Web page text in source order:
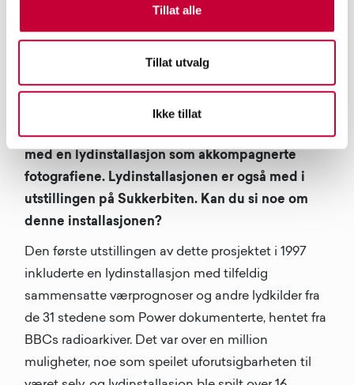
Tillat alle
Tillat utvalg
Ikke tillat
GERMAN BIGHT. Sunday 27 August 1995.
Northwesterly veering northely, 5 to 7, decreasing 4
Da prosjektet ble utstilt for første gang var det
med en lydinstallasjon som akkompagnerte
fotografiene. Lydinstallasjonen er også med i
utstillingen på Sukkerbiten. Kan du si noe om
denne installasjonen?
Den første utstillingen av dette prosjektet i 1997
inkluderte en lydinstallasjon med tilfeldig
sammensatte værprognoser og andre lydkilder fra
de 31 stedene som Power dokumenterte, hentet fra
BBCs radioarkiver. Det var over en million
muligheter, noe som speilet uforutsigbarheten til